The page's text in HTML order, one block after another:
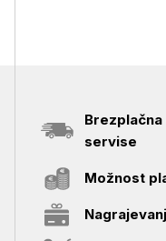
servise
Možnost